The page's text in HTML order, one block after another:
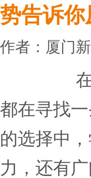
势告诉你
作者：厦门
在当今
都在寻找
的选择中
力，还有